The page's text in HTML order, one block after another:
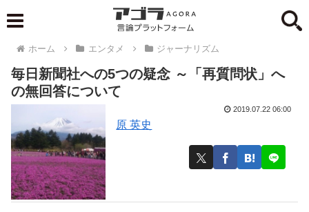
ホーム エンタメ ジャーナリズム
毎日新聞社への5つの疑念 ～「再質問状」へ
の無回答について
原 英史
2019.07.22 06:00